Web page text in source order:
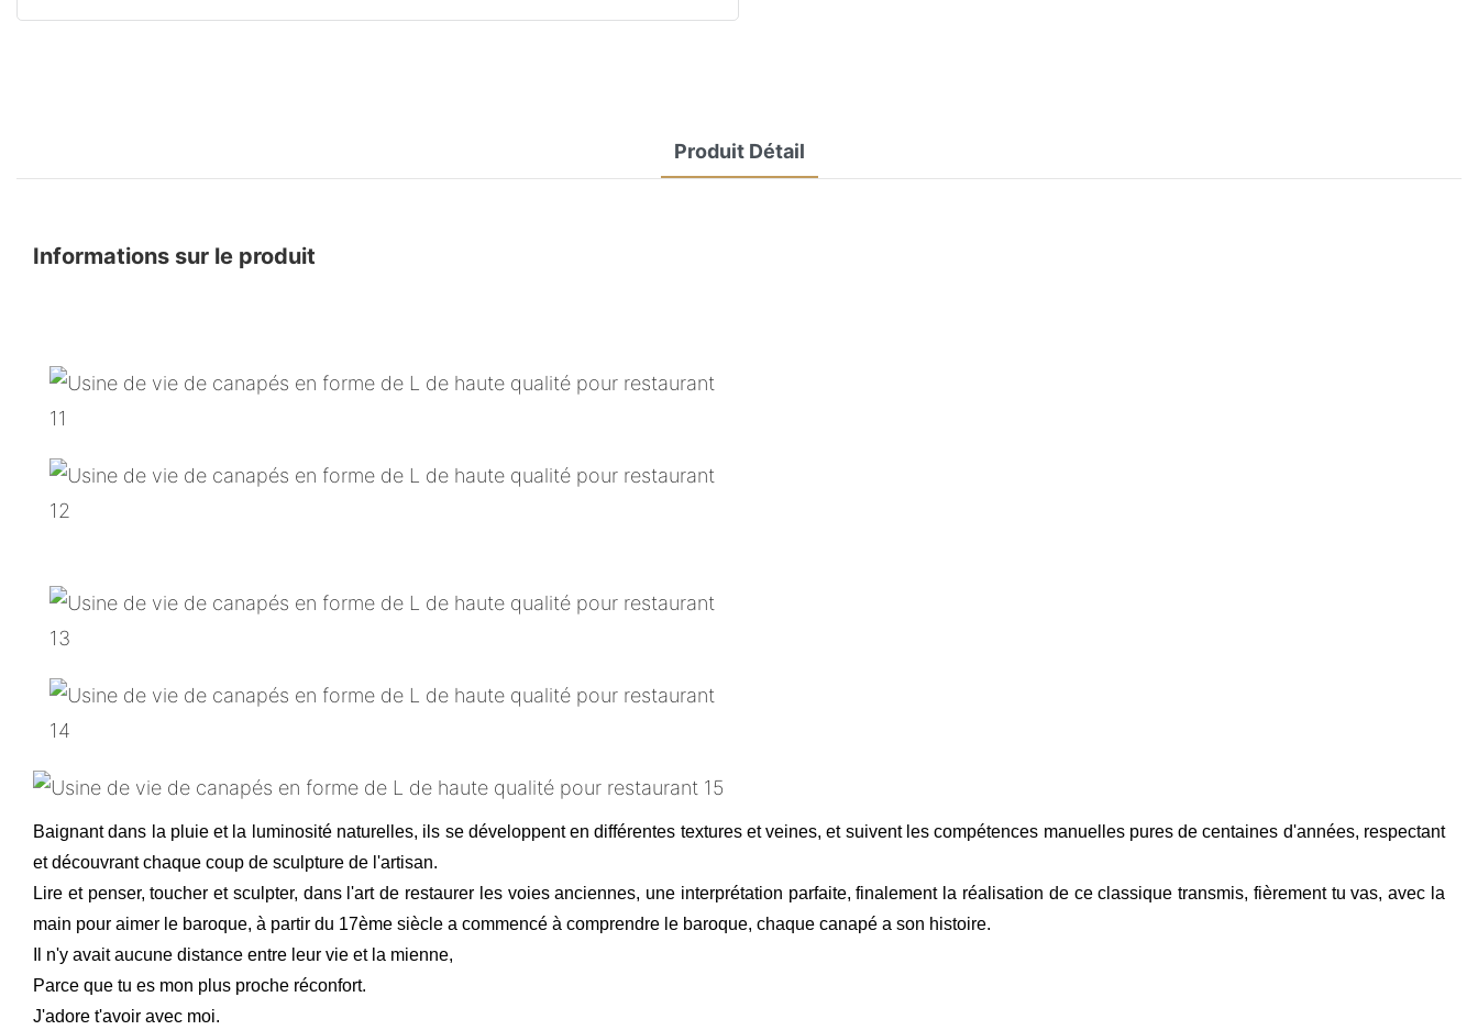
Produit Détail
Informations sur le produit
Baignant dans la pluie et la luminosité naturelles, ils se développent en différentes textures et veines, et suivent les compétences manuelles pures de centaines d'années, respectant
et découvrant chaque coup de sculpture de l'artisan.
Lire et penser, toucher et sculpter, dans l'art de restaurer les voies anciennes, une interprétation parfaite, finalement la réalisation de ce classique transmis, fièrement tu vas, avec la
main pour aimer le baroque, à partir du 17ème siècle a commencé à comprendre le baroque, chaque canapé a son histoire.
Il n'y avait aucune distance entre leur vie et la mienne,
Parce que tu es mon plus proche réconfort.
J'adore t'avoir avec moi.